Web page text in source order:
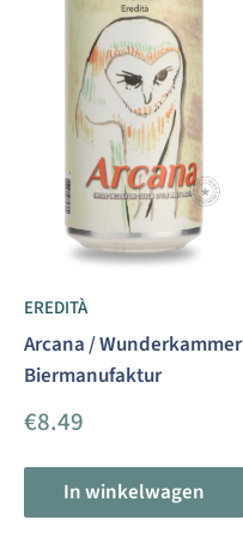
EREDITÀ
Arcana / Wunderkammer
Biermanufaktur
Aanbiedingsprijs
€8.49
In winkelwagen